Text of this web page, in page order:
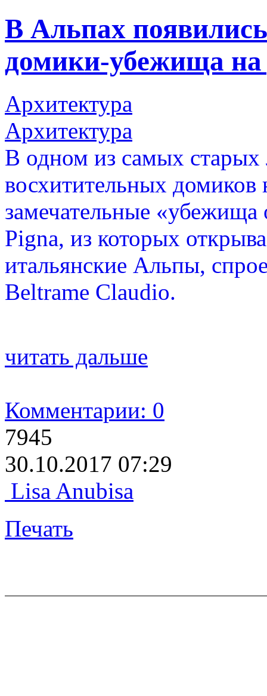
В Альпах
домики-убежища на
Архитектура
Архитектура
В одном из самых старых
восхитительных домиков
замечательные «убежища
Pigna, из которых
итальянские Альпы,
Beltrame Claudio.
читать дальше
Комментарии: 0
7945
30.10.2017 07:29
Lisa Anubisa
Печать